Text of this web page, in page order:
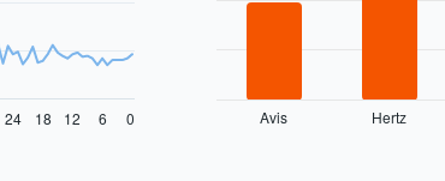
0
24 18 12 6
gráfico
muestraAvis Hertz